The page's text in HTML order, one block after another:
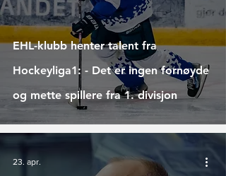
EHL-klubb henter talent fra
Hockeyliga1: - Det er ingen fornøyde
og mette spillere fra 1. divisjon
23. apr.